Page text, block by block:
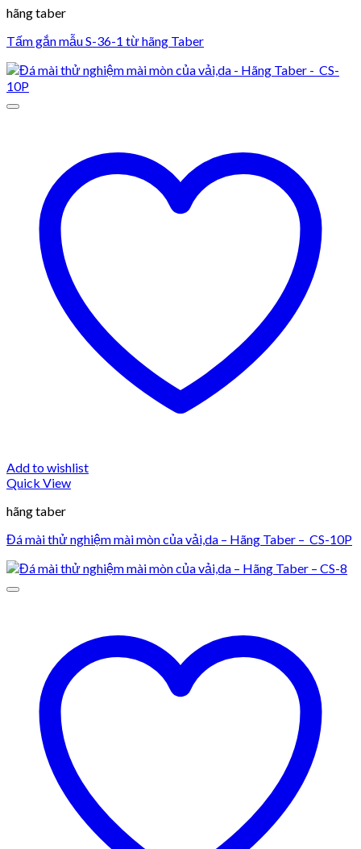
hãng taber
Tấm gắn mẫu S-36-1 từ hãng Taber
Add to wishlist
Quick View
hãng taber
Đá mài thử nghiệm mài mòn của vải,da – Hãng Taber – CS-10P